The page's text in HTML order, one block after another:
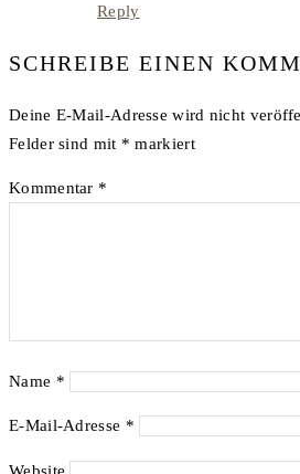
Reply
SCHREIBE EINEN
Deine E-Mail-Adresse wird nicht
Felder sind mit * markiert
Kommentar *
Name *
E-Mail-Adresse *
Website